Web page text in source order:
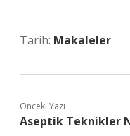
Tarih: Makaleler
Önceki Yazı
Aseptik Teknikler